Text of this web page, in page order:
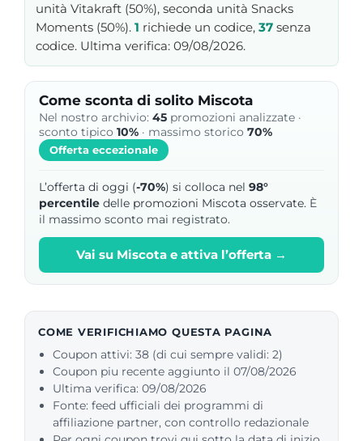
unità Vitakraft (50%), seconda unità Snacks
Moments (50%). 1 richiede un codice, 37 senza
codice. Ultima verifica: 09/08/2026.
Come sconta di solito Miscota
Nel nostro archivio: 45 promozioni analizzate ·
sconto tipico 10% · massimo storico 70%
Offerta eccezionale
L’offerta di oggi (-70%) si colloca nel 98°
percentile delle promozioni Miscota osservate. È
il massimo sconto mai registrato.
Vai su Miscota e attiva l’offerta →
COME VERIFICHIAMO QUESTA PAGINA
Coupon attivi: 38 (di cui sempre validi: 2)
Coupon piu recente aggiunto il 07/08/2026
Ultima verifica: 09/08/2026
Fonte: feed ufficiali dei programmi di
affiliazione partner, con controllo redazionale